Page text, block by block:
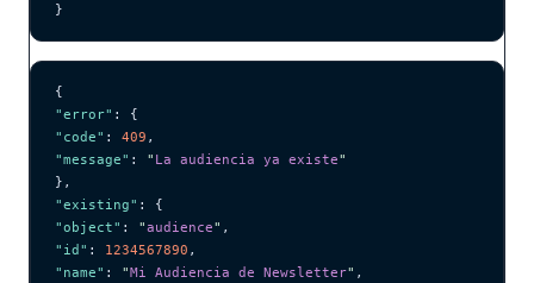
}
{
"error" : {
"code" : 409 ,
"message" : " La audiencia ya existe"
},
"existing" : {
"object" : "audience" ,
"id" : 1234567890 ,
"name" : "Mi Audiencia de Newsletter" ,